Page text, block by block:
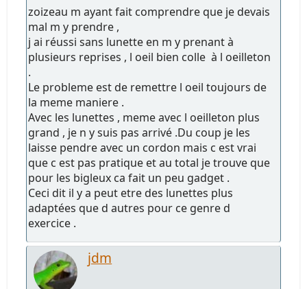
zoizeau m ayant fait comprendre que je devais
mal m y prendre ,
j ai réussi sans lunette en m y prenant à
plusieurs reprises , l oeil bien colle à l oeilleton
.
Le probleme est de remettre l oeil toujours de
la meme maniere .
Avec les lunettes , meme avec l oeilleton plus
grand , je n y suis pas arrivé .Du coup je les
laisse pendre avec un cordon mais c est vrai
que c est pas pratique et au total je trouve que
pour les bigleux ca fait un peu gadget .
Ceci dit il y a peut etre des lunettes plus
adaptées que d autres pour ce genre d
exercice .
jdm